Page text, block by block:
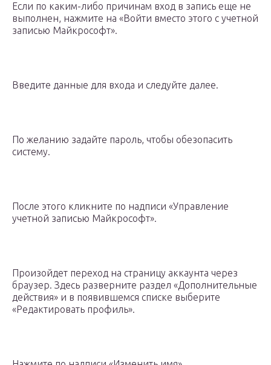
Если по каким-либо причинам вход в запись еще не
выполнен, нажмите на «Войти вместо этого с учетной
записью Майкрософт».
Введите данные для входа и следуйте далее.
По желанию задайте пароль, чтобы обезопасить
систему.
После этого кликните по надписи «Управление
учетной записью Майкрософт».
Произойдет переход на страницу аккаунта через
браузер. Здесь разверните раздел «Дополнительные
действия» и в появившемся списке выберите
«Редактировать профиль».